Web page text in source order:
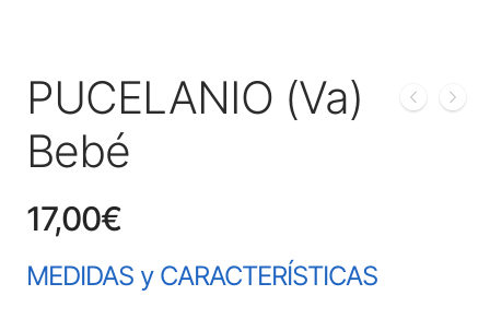
PUCELANIO (Va)
Bebé
17,00€
MEDIDAS y CARACTERÍSTICAS